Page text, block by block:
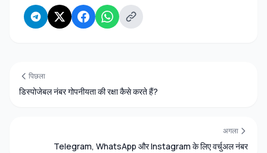
पिछला
डिस्पोजेबल नंबर गोपनीयता की रक्षा कैसे करते हैं?
अगला
Telegram, WhatsApp और Instagram के लिए वर्चुअल नंबर